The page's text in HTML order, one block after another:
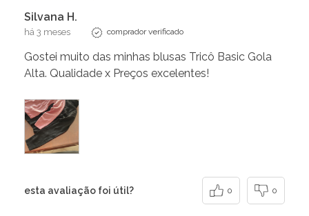
Silvana H.
há 3 meses comprador verificado
Gostei muito das minhas blusas Tricô Basic Gola
Alta. Qualidade x Preços excelentes!
esta avaliação foi útil? 0 0